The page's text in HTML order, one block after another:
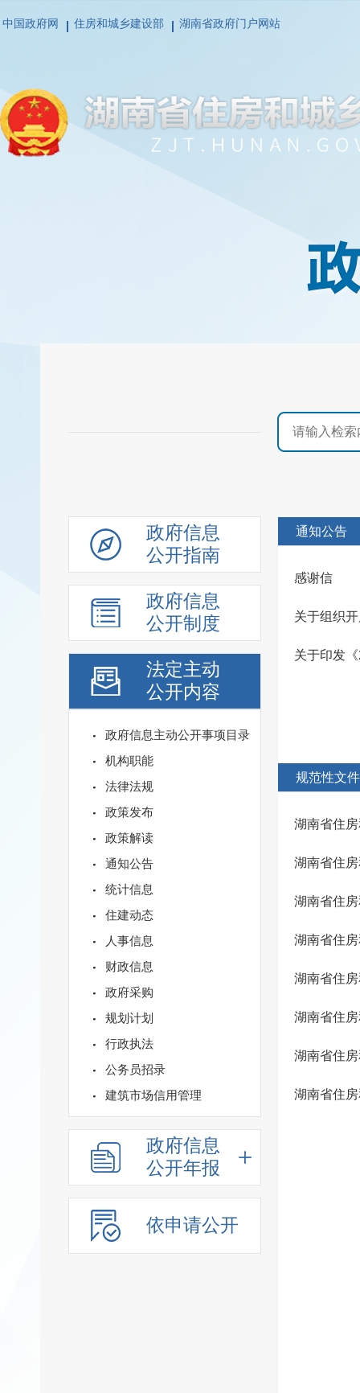
中国政府网 住房和城乡建设部 湖南省政府门户网站
政府信息
公开指南
政府信息
公开制度
法定主动
公开内容
政府信息主动公开事项目录
机构职能
法律法规
政策发布
政策解读
通知公告
统计信息
住建动态
人事信息
财政信息
政府采购
规划计划
行政执法
公务员招录
建筑市场信用管理
政府信息
公开年报
依申请公开
通知公告
感谢信
关于组织
关于印发
规范性文件